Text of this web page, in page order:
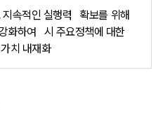
속적인 실행력
확보를 위해
화하여
시 주요정책에 대한
치 내재화